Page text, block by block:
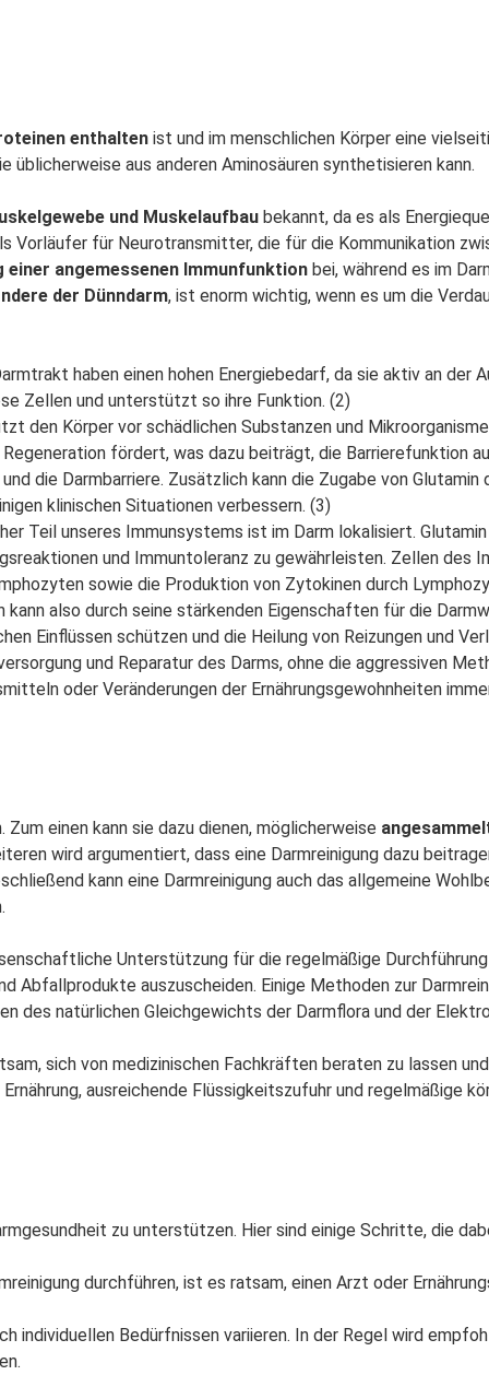
enthalten ist und im menschlichen Körper eine
aus anderen Aminosäuren synthetisieren kann.
und Muskelaufbau bekannt, da es als
Vorläufer für Neurotransmitter, die für die Kommunikation
angemessenen Immunfunktion bei, während es im
der Dünndarm, ist enorm wichtig, wenn es um die
haben einen hohen Energiebedarf, da sie aktiv an der
Zellen und unterstützt so ihre Funktion. (2)
den Körper vor schädlichen Substanzen und
fördert, was dazu beiträgt, die Barrierefunktion
die Darmbarriere. Zusätzlich kann die Zugabe von
klinischen Situationen verbessern. (3)
Teil unseres Immunsystems ist im Darm lokalisiert.
und Immuntoleranz zu gewährleisten. Zellen des
sowie die Produktion von Zytokinen durch
kann also durch seine stärkenden Eigenschaften für die
Einflüssen schützen und die Heilung von Reizungen und
und Reparatur des Darms, ohne die aggressiven
oder Veränderungen der Ernährungsgewohnheiten
einen kann sie dazu dienen, möglicherweise
wird argumentiert, dass eine Darmreinigung dazu
kann eine Darmreinigung auch das allgemeine
Unterstützung für die regelmäßige
Abfallprodukte auszuscheiden. Einige Methoden zur
des natürlichen Gleichgewichts der Darmflora und der
sich von medizinischen Fachkräften beraten zu lassen
ausreichende Flüssigkeitszufuhr und regelmäßige
zu unterstützen. Hier sind einige Schritte, die
durchführen, ist es ratsam, einen Arzt oder
individuellen Bedürfnissen variieren. In der Regel wird